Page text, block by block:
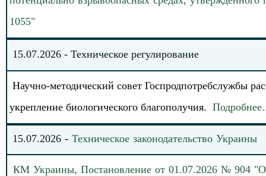
1055"
15.07.2026 - Техническое регулирование
Научно-методический совет Госпродпотребслужбы
укрепление биологического благополучия. Подробнее.
15.07.2026 - Техническое законодательство Украины
КМ Украины, Постановление от 01.07.2026 № 904 "О